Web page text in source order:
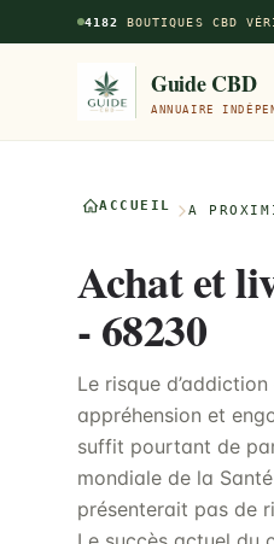
Aller au contenu principal
4182 BOUTIQUES CBD
Guide CBD
ANNUAIRE
ACCUEIL À
Achat et
- 68230
Le risque
appréhension et
suffit pourtant de
mondiale de la
présenterait pas de